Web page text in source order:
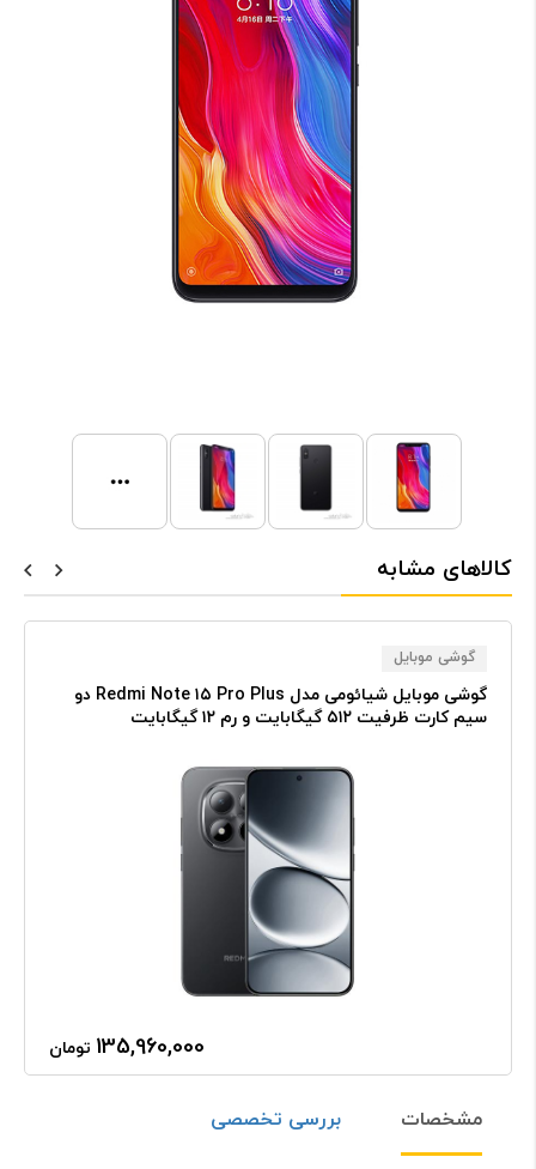
کالاهای مشابه
گوشی موبایل
گوشی موبایل شیائومی مدل Redmi Note ۱۵ Pro Plus دو
سیم کارت ظرفیت ۵۱۲ گیگابایت و رم ۱۲ گیگابایت
135,960,000 تومان
مشخصات بررسی تخصصی